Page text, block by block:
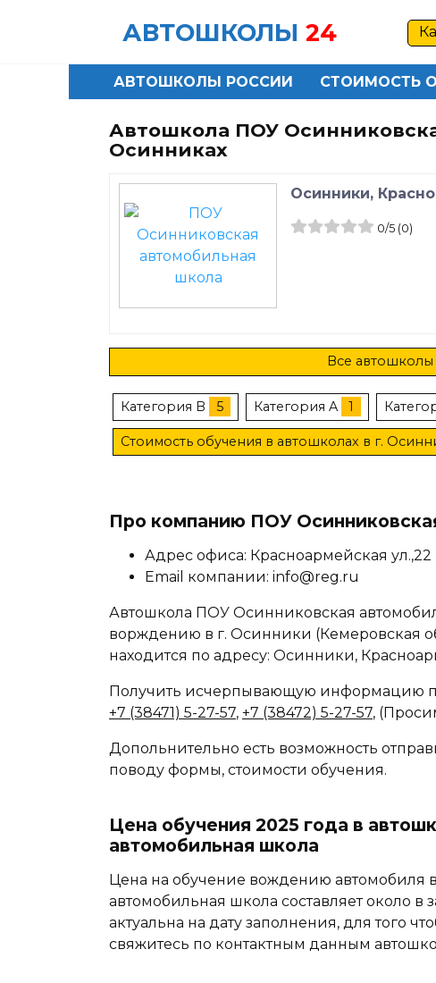
АВТОШКОЛЫ 24
АВТОШКОЛЫ РОССИИ СТОИМОСТЬ
Автошкола ПОУ
Осинниках
Осинники,
0/5(0)
Все
Категория B 5 Категория A 1
Стоимость обучения в автошколах в г.
Про компанию ПОУ
Адрес офиса: Красноармейская ул.,22
Email компании: info@reg.ru
Автошкола ПОУ Осинниковская
ворждению в г. Осинники (Кемеровская
находится по адресу: Осинники,
Получить исчерпывающую информацию
+7 (38471) 5-27-57, +7 (38472) 5-27-57,
Допольнительно есть возможность
поводу формы, стоимости обучения.
Цена обучения 2025 года в
автомобильная школа
Цена на обучение вождению автомобиля
автомобильная школа составляет около в
актуальна на дату заполнения, для того
свяжитесь по контактным данным